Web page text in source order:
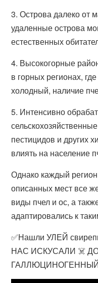
3. Острова далеко от
удаленные острова
естественных
4. Высокогорные
в горных регионах,
холодный, наличие
5. Интенсивно
пестицидов и других
влиять на население
Однако каждый
описанных мест все
виды пчел и ос, а
адаптировались к
✅Нашли УЛЕЙ
НАС ИСКУСАЛИ ☠️